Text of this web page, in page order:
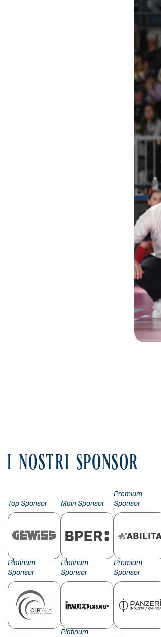
I NOSTRI SPONSOR
Top Sponsor Main Sponsor
Premium
Sponsor
Platinum
Sponsor
Platinum
Sponsor
Premium
Sponsor
Platinum